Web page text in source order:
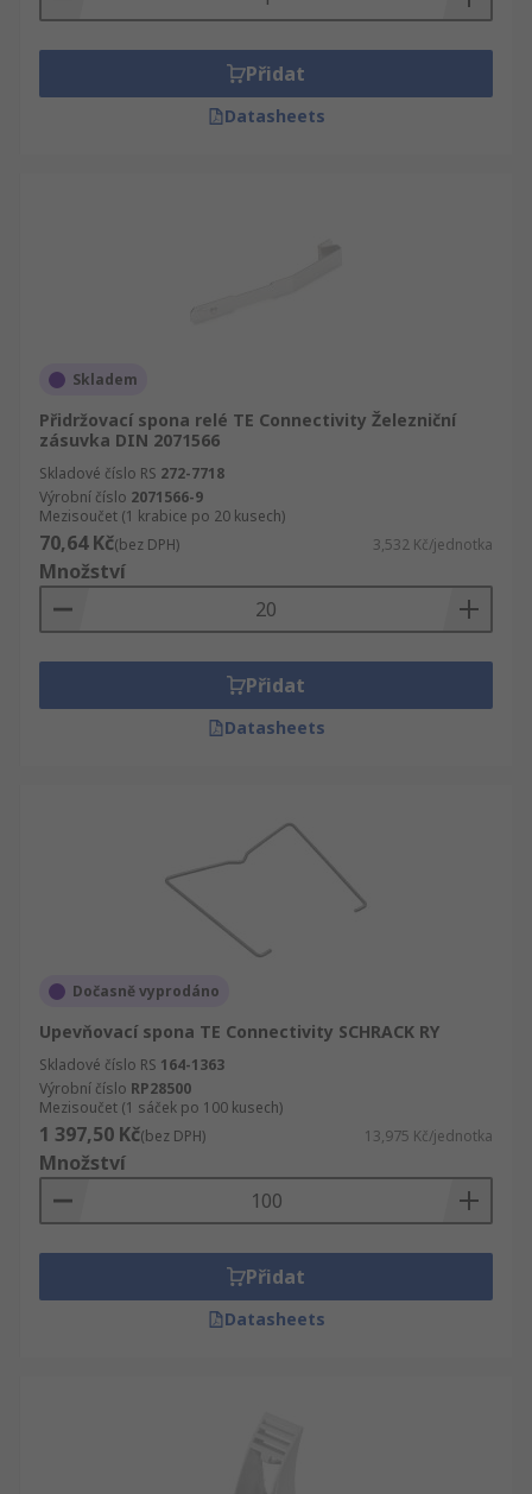
Přidat
Datasheets
Skladem
Přidržovací spona relé TE Connectivity Železniční
zásuvka DIN 2071566
Skladové číslo RS 272-7718
Výrobní číslo 2071566-9
Mezisoučet (1 krabice po 20 kusech)
70,64 Kč(bez DPH) 3,532 Kč/jednotka
Množství
Přidat
Datasheets
Dočasně vyprodáno
Upevňovací spona TE Connectivity SCHRACK RY
Skladové číslo RS 164-1363
Výrobní číslo RP28500
Mezisoučet (1 sáček po 100 kusech)
1 397,50 Kč(bez DPH) 13,975 Kč/jednotka
Množství
Přidat
Datasheets